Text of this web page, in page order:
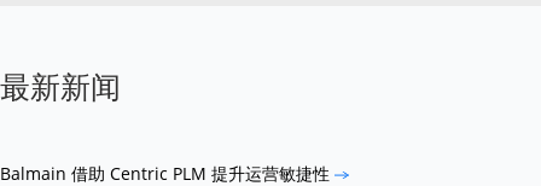
最新新闻
Balmain 借助 Centric PLM 提升运营敏捷性